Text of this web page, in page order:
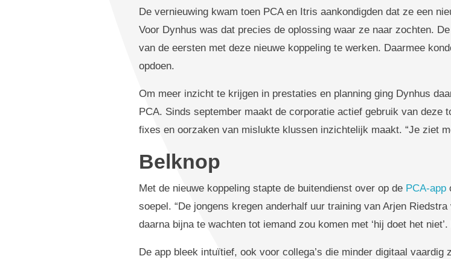
De vernieuwing kwam toen PCA en Itris aankondigden dat ze een
Voor Dynhus was dat precies de oplossing waar ze naar zochten.
van de eersten met deze nieuwe koppeling te werken. Daarmee
opdoen.
Om meer inzicht te krijgen in prestaties en planning ging Dynhus
PCA. Sinds september maakt de corporatie actief gebruik van deze
fixes en oorzaken van mislukte klussen inzichtelijk maakt. “Je ziet
Belknop
Met de nieuwe koppeling stapte de buitendienst over op de PCA-app
soepel. “De jongens kregen anderhalf uur training van Arjen
daarna bijna te wachten tot iemand zou komen met ‘hij doet het
De app bleek intuïtief, ook voor collega’s die minder digitaal vaardig